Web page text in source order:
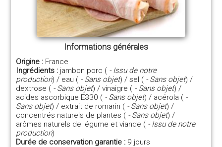
Informations générales
Origine : France
Ingrédients : jambon porc ( - Issu de notre
production) / eau ( - Sans objet) / sel ( - Sans objet) /
dextrose ( - Sans objet) / vinaigre ( - Sans objet) /
acides ascorbique E330 ( - Sans objet) / acérola ( -
Sans objet) / extrait de romarin ( - Sans objet) /
concentrés naturels de plantes ( - Sans objet) /
arômes naturels de légume et viande ( - Issu de notre
production)
Durée de conservation garantie : 9 jours